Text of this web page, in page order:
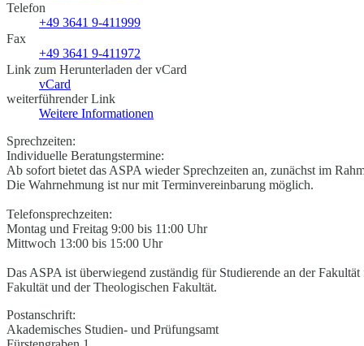
Telefon
+49 3641 9-411999
Fax
+49 3641 9-411972
Link zum Herunterladen der vCard
vCard
weiterführender Link
Weitere Informationen
Sprechzeiten:
Individuelle Beratungstermine:
Ab sofort bietet das ASPA wieder Sprechzeiten an, zunächst im
Die Wahrnehmung ist nur mit Terminvereinbarung möglich.
Telefonsprechzeiten:
Montag und Freitag 9:00 bis 11:00 Uhr
Mittwoch 13:00 bis 15:00 Uhr
Das ASPA ist überwiegend zuständig für Studierende an der
Fakultät und der Theologischen Fakultät.
Postanschrift:
Akademisches Studien- und Prüfungsamt